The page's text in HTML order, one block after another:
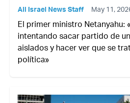
All Israel News Staff May 11,
El primer ministro Netanyahu:
intentando sacar partido de
aislados y hacer ver que se
política»